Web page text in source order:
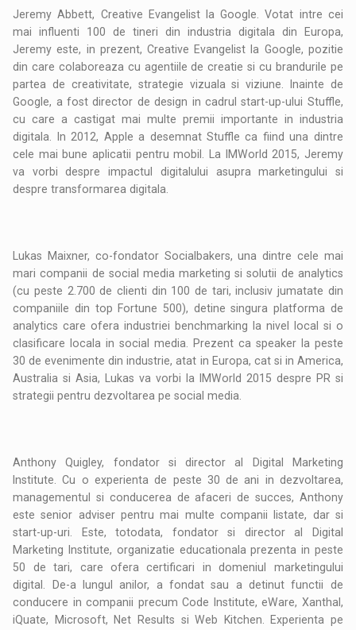
Jeremy Abbett, Creative Evangelist la Google. Votat intre cei
mai influenti 100 de tineri din industria digitala din Europa,
Jeremy este, in prezent, Creative Evangelist la Google, pozitie
din care colaboreaza cu agentiile de creatie si cu brandurile pe
partea de creativitate, strategie vizuala si viziune. Inainte de
Google, a fost director de design in cadrul start-up-ului Stuffle,
cu care a castigat mai multe premii importante in industria
digitala. In 2012, Apple a desemnat Stuffle ca fiind una dintre
cele mai bune aplicatii pentru mobil. La IMWorld 2015, Jeremy
va vorbi despre impactul digitalului asupra marketingului si
despre transformarea digitala.
Lukas Maixner, co-fondator Socialbakers, una dintre cele mai
mari companii de social media marketing si solutii de analytics
(cu peste 2.700 de clienti din 100 de tari, inclusiv jumatate din
companiile din top Fortune 500), detine singura platforma de
analytics care ofera industriei benchmarking la nivel local si o
clasificare locala in social media. Prezent ca speaker la peste
30 de evenimente din industrie, atat in Europa, cat si in America,
Australia si Asia, Lukas va vorbi la IMWorld 2015 despre PR si
strategii pentru dezvoltarea pe social media.
Anthony Quigley, fondator si director al Digital Marketing
Institute. Cu o experienta de peste 30 de ani in dezvoltarea,
managementul si conducerea de afaceri de succes, Anthony
este senior adviser pentru mai multe companii listate, dar si
start-up-uri. Este, totodata, fondator si director al Digital
Marketing Institute, organizatie educationala prezenta in peste
50 de tari, care ofera certificari in domeniul marketingului
digital. De-a lungul anilor, a fondat sau a detinut functii de
conducere in companii precum Code Institute, eWare, Xanthal,
iQuate, Microsoft, Net Results si Web Kitchen. Experienta pe